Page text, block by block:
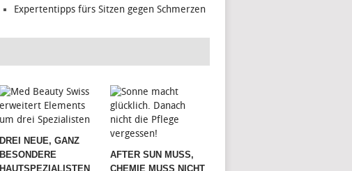
Expertentipps fürs Sitzen gegen Schmerzen
DREI NEUE, GANZ
BESONDERE
HAUTSPEZIALISTEN
AFTER SUN MUSS,
CHEMIE MUSS NICHT